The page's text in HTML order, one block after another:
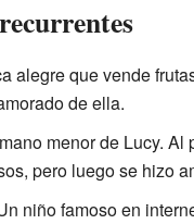
alegre que vende
de ella.
menor de Lucy. Al
pero luego se hizo
niño famoso en